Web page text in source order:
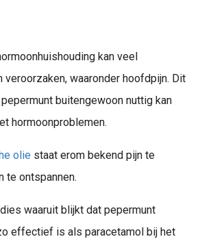
kan veel
veroorzaken, waaronder hoofdpijn. Dit
buitengewoon nuttig kan
hormoonproblemen.
olie staat erom bekend pijn te
te ontspannen.
waaruit blijkt dat pepermunt
effectief is als paracetamol bij het